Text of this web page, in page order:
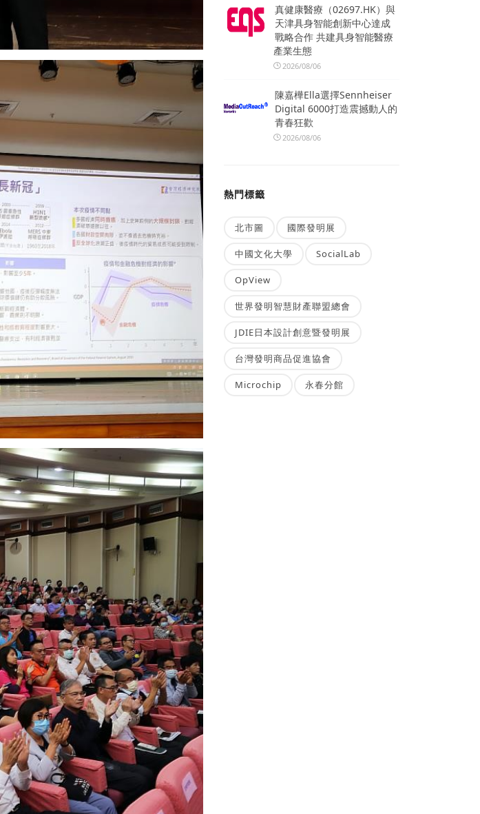
真健康醫療（02697.HK）與
天津具身智能創新中心達成
戰略合作 共建具身智能醫療
產業生態
2026/08/06
陳嘉樺Ella選擇Sennheiser
Digital 6000打造震撼動人的
青春狂歡
2026/08/06
熱門標籤
北市圖 國際發明展
中國文化大學 SocialLab
OpView
世界發明智慧財產聯盟總會
JDIE日本設計創意暨發明展
台灣發明商品促進協會
Microchip 永春分館